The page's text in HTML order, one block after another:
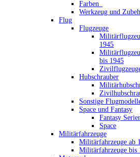
Farben_
Werkzeug und
Flug
Flugzeuge
1945
bis 1945
Hubschrauber
Sonstige
Space und Fantasy
Fantasy
Space
Militärfahrzeuge
Militärfahrzeuge ab
Militärfahrzeuge bis